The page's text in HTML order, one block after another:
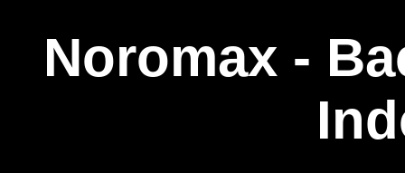
Noromax -